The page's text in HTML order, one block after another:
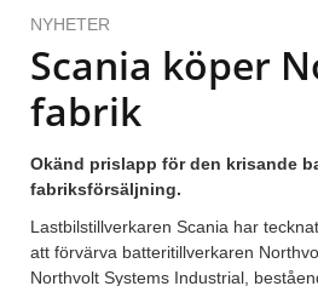
NYHETER
Scania köper
fabrik
Okänd prislapp för den krisande
fabriksförsäljning.
Lastbilstillverkaren Scania har
att förvärva batteritillverkaren
Northvolt Systems Industrial,